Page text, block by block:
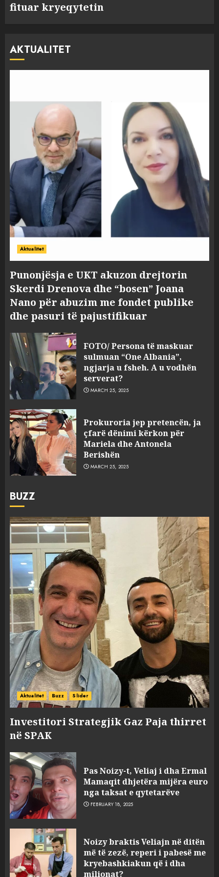
fituar kryeqytetin
AKTUALITET
Aktualitet
Punonjësja e UKT akuzon drejtorin
Skerdi Drenova dhe “bosen” Joana
Nano për abuzim me fondet publike
dhe pasuri të pajustifikuar
FOTO/ Persona të maskuar
sulmuan “One Albania”,
ngjarja u fsheh. A u vodhën
serverat?
MARCH 25, 2025
Prokuroria jep pretencën, ja
çfarë dënimi kërkon për
Mariela dhe Antonela
Berishën
MARCH 25, 2025
BUZZ
Aktualitet Buzz Slider
Investitori Strategjik Gaz Paja thirret
në SPAK
Pas Noizy-t, Veliaj i dha Ermal
Mamaqit dhjetëra mijëra euro
nga taksat e qytetarëve
FEBRUARY 18, 2025
Noizy braktis Veliajn në ditën
më të zezë, reperi i pabesë me
kryebashkiakun që i dha
milionat?
sulmuan “One Albania”,
ngjarja u fsheh. A u vodhën
serverat?